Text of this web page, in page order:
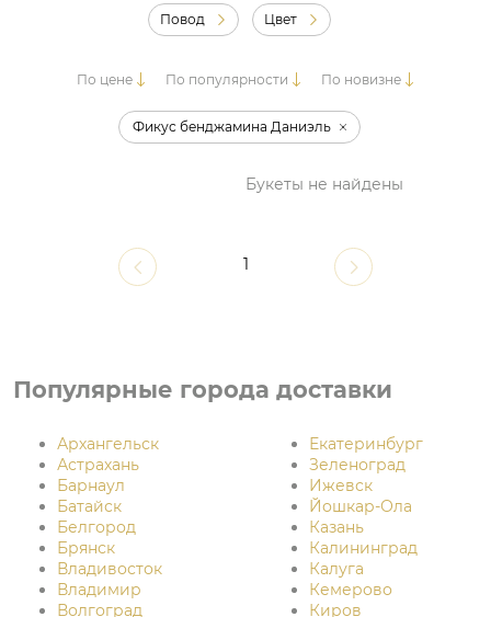
Повод Цвет
По цене По популярности По новизне
Фикус бенджамина Даниэль
Букеты не найдены
1
Популярные города доставки
Архангельск
Астрахань
Барнаул
Батайск
Белгород
Брянск
Владивосток
Владимир
Волгоград
Екатеринбург
Зеленоград
Ижевск
Йошкар-Ола
Казань
Калининград
Калуга
Кемерово
Киров